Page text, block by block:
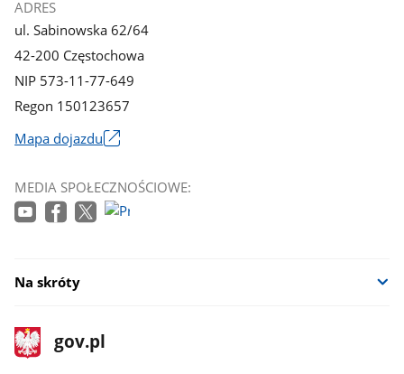
ADRES
ul. Sabinowska 62/64
42-200 Częstochowa
NIP 573-11-77-649
Regon 150123657
Mapa dojazdu
się
w
MEDIA SPOŁECZNOŚCIOWE:
Na skróty
stopka
gov.pl
Strona
gov.pl